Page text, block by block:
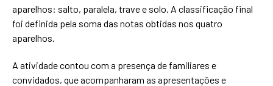
aparelhos: salto, paralela, trave e solo. A classificação final
foi definida pela soma das notas obtidas nos quatro
aparelhos.
A atividade contou com a presença de familiares e
convidados, que acompanharam as apresentações e